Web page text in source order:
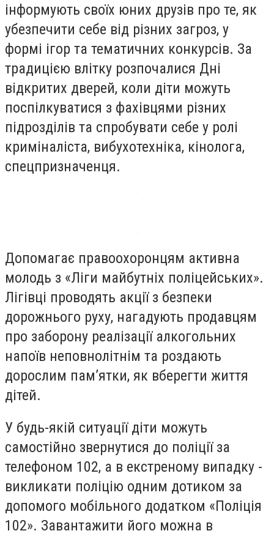
інформують своїх юних друзів про те, як
убезпечити себе від різних загроз, у
формі ігор та тематичних конкурсів. За
традицією влітку розпочалися Дні
відкритих дверей, коли діти можуть
поспілкуватися з фахівцями різних
підрозділів та спробувати себе у ролі
криміналіста, вибухотехніка, кінолога,
спецпризначенця.
Допомагає правоохоронцям активна
молодь з «Ліги майбутніх поліцейських».
Лігівці проводять акції з безпеки
дорожнього руху, нагадують продавцям
про заборону реалізації алкогольних
напоїв неповнолітнім та роздають
дорослим пам’ятки, як вберегти життя
дітей.
У будь-якій ситуації діти можуть
самостійно звернутися до поліції за
телефоном 102, а в екстреному випадку -
викликати поліцію одним дотиком за
допомого мобільного додатком «Поліція
102». Завантажити його можна в